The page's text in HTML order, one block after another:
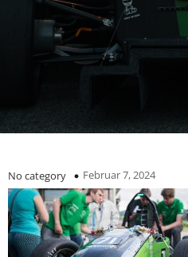
No category Februar 7, 2024